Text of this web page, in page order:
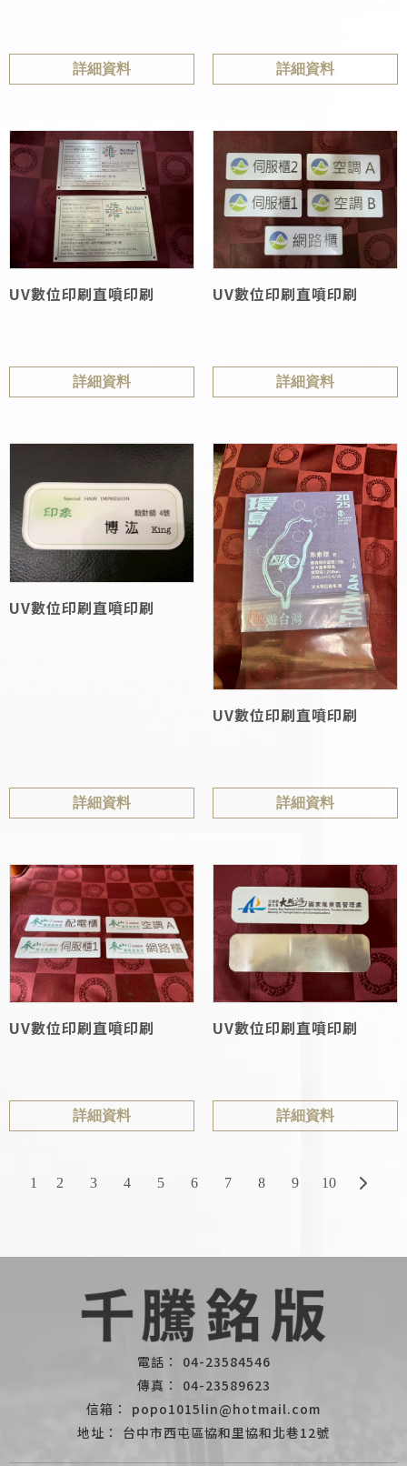
詳細資料 詳細資料
UV數位印刷直噴印刷
詳細資料
UV數位印刷直噴印刷
詳細資料
UV數位印刷直噴印刷
詳細資料
UV數位印刷直噴印刷
詳細資料
UV數位印刷直噴印刷
詳細資料
UV數位印刷直噴印刷
詳細資料
1 2 3 4 5 6 7 8 9 10
04-23584546
04-23589623
popo1015lin@hotmail.com
台中市西屯區協和里協和北巷12號